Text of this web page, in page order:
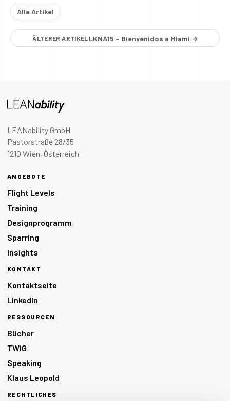
Alle Artikel
ÄLTERER ARTIKEL LKNA15 – Bienvenidos a Miami →
LEANability GmbH
Pastorstraße 28/35
1210 Wien, Österreich
ANGEBOTE
Flight Levels
Training
Designprogramm
Sparring
Insights
KONTAKT
Kontaktseite
LinkedIn
RESSOURCEN
Bücher
TWiG
Speaking
Klaus Leopold
RECHTLICHES